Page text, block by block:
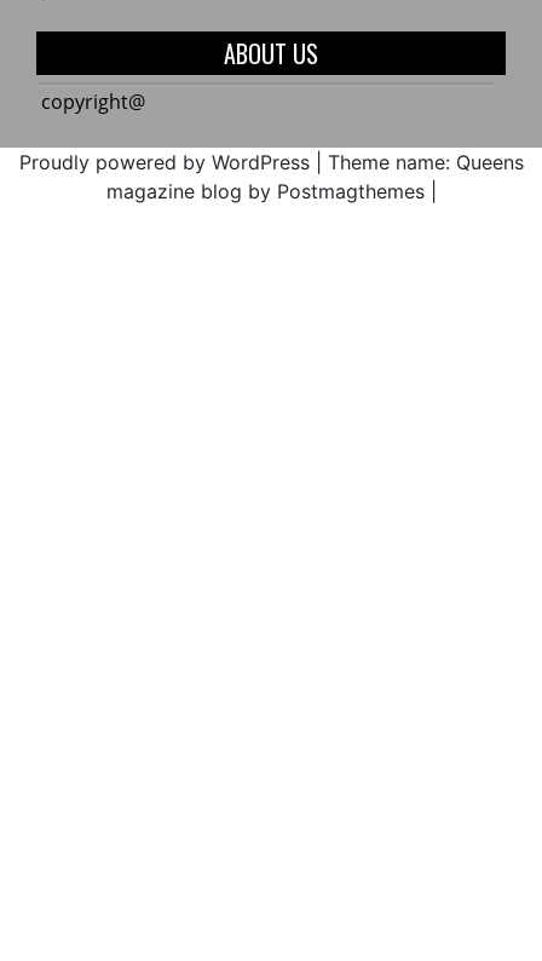
la
2017
Cauca
ABOUT US
copyright@
Proudly powered by WordPress
Theme name: Queens
magazine blog by Postmagthemes